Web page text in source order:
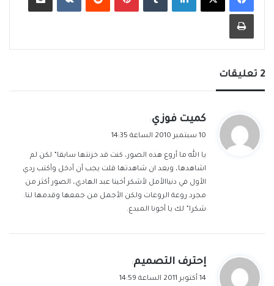
‫2 تعليقات
ي
ق
ل
كميت فوزي:
10 سبتمبر 2010 الساعة 14:35
يا الله ما أروع هذه الصور، كنت قد خزنتها سابقا” لكن لم
اشاهدها، وبعد ان شاهدتها قلت يجب أن أدخل وأكتب ردي
الأول في دنياالأمل لأشكر أخينا عبد الهادي، الصور أكثر من
مجرد روعة الروعات ولكن الأجمل من جمعها وقدمها لنا.
شكرا” لك يا أخونا المبدع.
ي
ق
إحترف التصميم:
14 أكتوبر 2011 الساعة 14:59